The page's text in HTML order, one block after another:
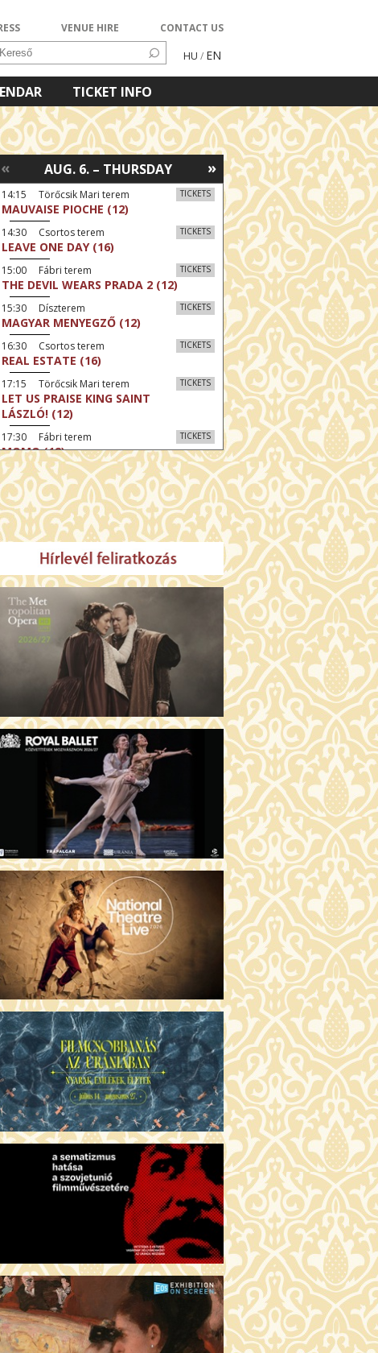
VENUE HIRE CONTACT US
HU / EN
TICKET INFO
»
AUG. 6. – THURSDAY
«
TICKETS
14:15 Törőcsik Mari terem
MAUVAISE PIOCHE (12)
TICKETS
14:30 Csortos terem
LEAVE ONE DAY (16)
TICKETS
15:00 Fábri terem
THE DEVIL WEARS PRADA 2 (12)
TICKETS
15:30 Díszterem
MAGYAR MENYEGZŐ (12)
TICKETS
16:30 Csortos terem
REAL ESTATE (16)
TICKETS
17:15 Törőcsik Mari terem
LET US PRAISE KING SAINT
LÁSZLÓ! (12)
TICKETS
17:30 Fábri terem
MOMO (12)
TICKETS
17:30 Díszterem
SACRED HEART: HIS REIGN HAS NO
END (12)
TICKETS
18:30 Csortos terem
THE ODYSSEY (16)
19:30 Díszterem
FILM SPLASH: THE EIGHT
MOUNTAINS (16)
19:30 Fábri terem
TUNER (16)
TICKETS
19:45 Törőcsik Mari terem
I SWEAR (16)